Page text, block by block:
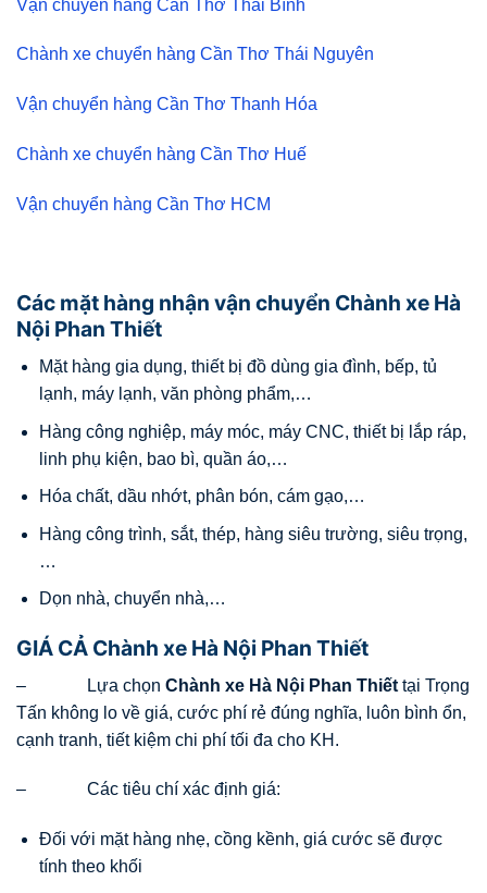
Vận chuyển hàng Cần Thơ Thái Bình
Chành xe chuyển hàng Cần Thơ Thái Nguyên
Vận chuyển hàng Cần Thơ Thanh Hóa
Chành xe chuyển hàng Cần Thơ Huế
Vận chuyển hàng Cần Thơ HCM
Các mặt hàng nhận vận chuyển Chành xe Hà
Nội Phan Thiết
Mặt hàng gia dụng, thiết bị đồ dùng gia đình, bếp, tủ
lạnh, máy lạnh, văn phòng phẩm,…
Hàng công nghiệp, máy móc, máy CNC, thiết bị lắp ráp,
linh phụ kiện, bao bì, quần áo,…
Hóa chất, dầu nhớt, phân bón, cám gạo,…
Hàng công trình, sắt, thép, hàng siêu trường, siêu trọng,
…
Dọn nhà, chuyển nhà,…
GIÁ CẢ Chành xe Hà Nội Phan Thiết
– Lựa chọn Chành xe Hà Nội Phan Thiết tại Trọng
Tấn không lo về giá, cước phí rẻ đúng nghĩa, luôn bình ổn,
cạnh tranh, tiết kiệm chi phí tối đa cho KH.
– Các tiêu chí xác định giá:
Đối với mặt hàng nhẹ, cồng kềnh, giá cước sẽ được
tính theo khối